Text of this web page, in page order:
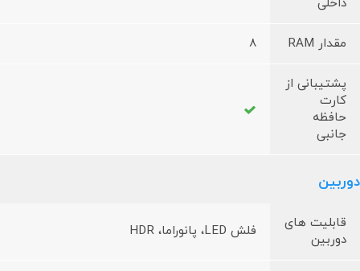
داخلی
مقدار RAM 8
پشتیبانی از
کارت
حافظه
جانبی
دوربین
قابلیت های
دوربین
فلش LED، پانوراما، HDR